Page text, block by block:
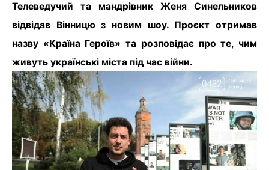
Телеведучий та мандрівник Женя Синельников
відвідав Вінницю з новим шоу. Проєкт отримав
назву «Країна Героїв» та розповідає про те, чим
живуть українські міста під час війни.